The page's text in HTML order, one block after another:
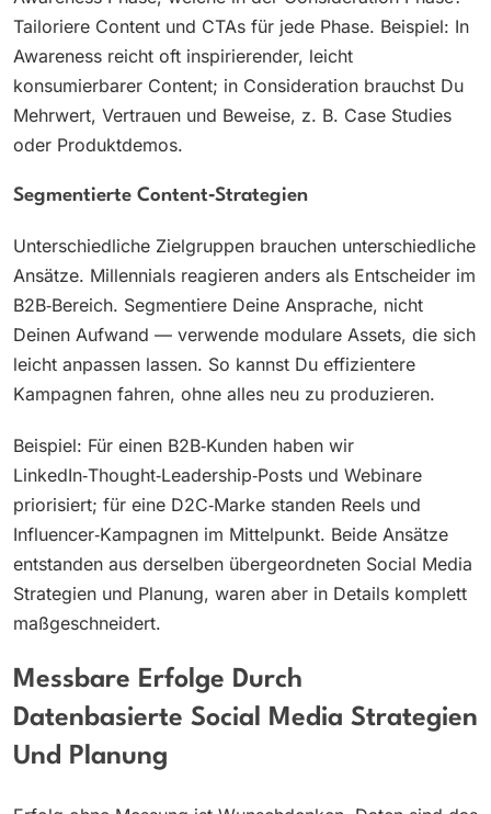
Tailoriere Content und CTAs für jede Phase. Beispiel: In
Awareness reicht oft inspirierender, leicht
konsumierbarer Content; in Consideration brauchst Du
Mehrwert, Vertrauen und Beweise, z. B. Case Studies
oder Produktdemos.
Segmentierte Content‑Strategien
Unterschiedliche Zielgruppen brauchen unterschiedliche
Ansätze. Millennials reagieren anders als Entscheider im
B2B‑Bereich. Segmentiere Deine Ansprache, nicht
Deinen Aufwand — verwende modulare Assets, die sich
leicht anpassen lassen. So kannst Du effizientere
Kampagnen fahren, ohne alles neu zu produzieren.
Beispiel: Für einen B2B‑Kunden haben wir
LinkedIn‑Thought‑Leadership‑Posts und Webinare
priorisiert; für eine D2C‑Marke standen Reels und
Influencer‑Kampagnen im Mittelpunkt. Beide Ansätze
entstanden aus derselben übergeordneten Social Media
Strategien und Planung, waren aber in Details komplett
maßgeschneidert.
Messbare Erfolge Durch
Datenbasierte Social Media Strategien
Und Planung